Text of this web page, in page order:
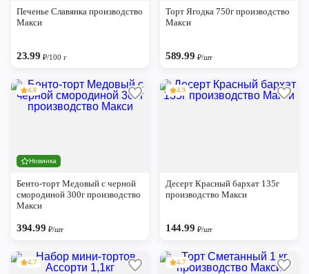
Печенье Славянка производство
Макси
23.99₽/100 г
Торт Ягодка 750г производство
Макси
589.99 ₽/шт
Новинка
4.0
Бенто-торт Медовый с черной
смородиной 300г производство
Макси
394.99 ₽/шт
4.9
Десерт Красный бархат 135г
производство Макси
144.99 ₽/шт
4.7 4.7